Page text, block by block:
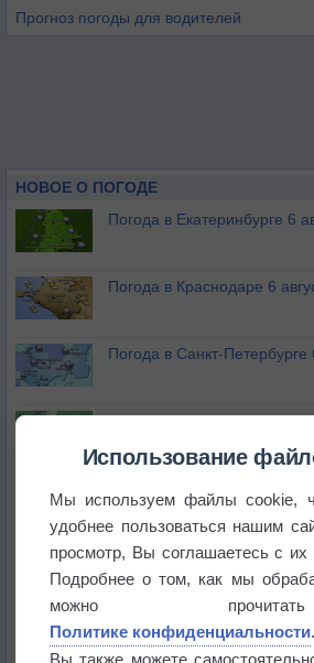
Прогноз погоды для водителей
НОВОЕ О ПОГОДЕ
Погода в Екатеринбурге 6
Погода в Краснодаре 6
Погода в Санкт-Петербурге
Погода в Москве 6 августа
историю
В Центральной России
дни этого лета
Дневная температура
+51°
Использование
Мы используем файлы cookie,
удобнее пользоваться нашим
просмотр, Вы соглашаетесь с их
Подробнее о том, как мы
можно
Политике конфиденциальности.
Вы также можете